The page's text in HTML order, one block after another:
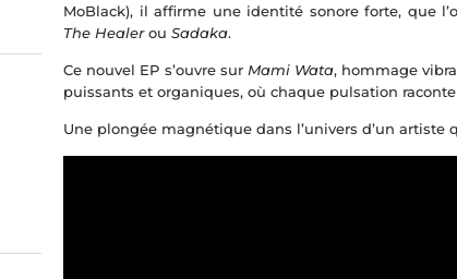
MoBlack), il affirme une identité sonore forte, que
The HealerouSadaka.
Ce nouvel EP s’ouvre sur Mami Wata, hommage
puissants et organiques, où chaque pulsation
Une plongée magnétique dans l’univers d’un